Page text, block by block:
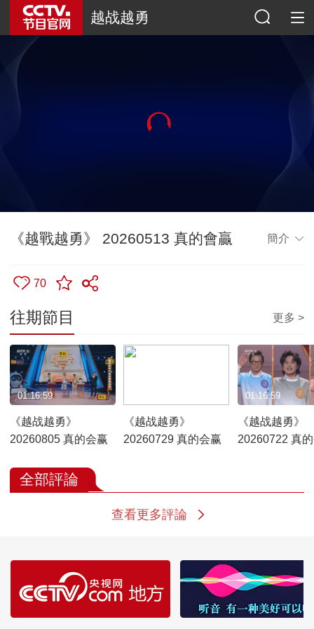
越战越勇
《越戰越勇》 20260513 真的會贏 簡介
70
往期節目 更多 >
《越战越勇》
20260805 真的会赢
01:16:59
《越战越勇》
20260729 真的会赢
《越战越勇》
20260722 真
01:16:59
全部評論
查看更多評論